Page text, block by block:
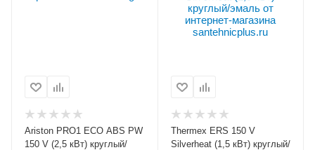
Ariston PRO1 ECO ABS PW
150 V (2,5 кВт) круглый/
Thermex ERS 150 V
Silverheat (1,5 кВт) круглый/